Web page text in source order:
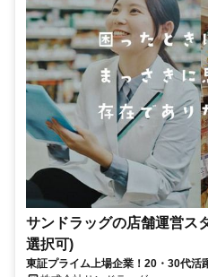
サンドラッグの店舗運営ス
選択可)
東証プライム上場企業！20・30代活